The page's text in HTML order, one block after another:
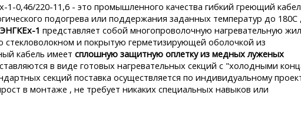
1-0,46/220-11,6 - это промышленного качества гибкий греющий
подогрева или поддержания заданных температур до 180С
1 представляет собой многопроволочную нагревательную
стекловолокном и покрытую герметизирующей оболочкой из
кабель имеетсплошную защитную оплетку из медных луженых
в виде готовых нагревательных секций с "холодными
секций поставка осуществляется по индивидуальному
в монтаже , не требует никаких специальных навыков или